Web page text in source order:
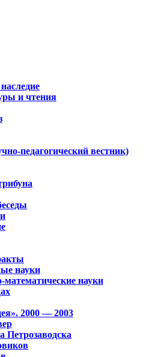
и чтения
педагогический вестник)
науки
математические науки
2000 — 2003
Петрозаводска